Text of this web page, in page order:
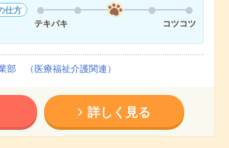
仕方
テキパキ
コツコツ
部 （医療福祉介護関連）
詳しく見る